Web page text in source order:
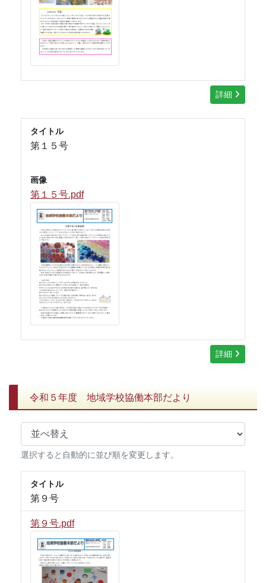
詳細
タイトル
第１５号
画像
第１５号.pdf
詳細
令和５年度 地域学校協働本部だより
選択すると自動的に並び順を変更します。
タイトル
第９号
第９号.pdf